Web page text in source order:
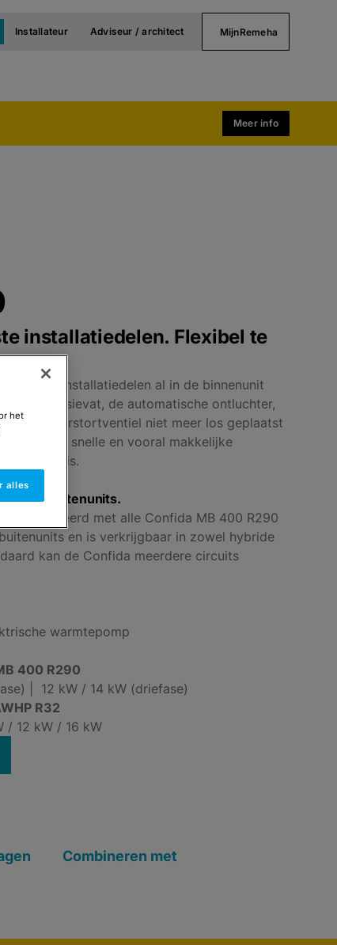
Installateur Adviseur / architect MijnRemeha
Meer info
installatiedelen. Flexibel te
installatiedelen al in de binnenunit
het expansievat, de automatische ontluchter,
het overstortventiel niet meer los geplaatst
voor een snelle en vooral makkelijke
beperkt is.
R32 buitenunits.
gecombineerd met alle Confida MB 400 R290
en is verkrijgbaar in zowel hybride
kan de Confida meerdere circuits
warmtepomp
400 R290
| 12 kW / 14 kW (driefase)
R32
/ 12 kW / 16 kW
Combineren met
het
alles